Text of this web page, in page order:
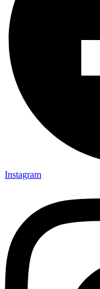
Instagram